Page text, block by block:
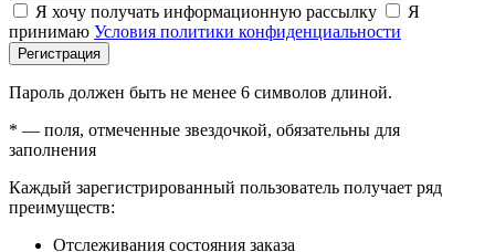
Я хочу получать информационную рассылку
Я
принимаю Условия политики конфиденциальности
Регистрация
Пароль должен быть не менее 6 символов длиной.
* — поля, отмеченные звездочкой, обязательны для
заполнения
Каждый зарегистрированный пользователь получает ряд
преимуществ:
Отслеживания состояния заказа